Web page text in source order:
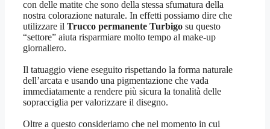
con delle matite che sono della stessa sfumatura della
nostra colorazione naturale. In effetti possiamo dire che
utilizzare il Trucco permanente Turbigo su questo
“settore” aiuta risparmiare molto tempo al make-up
giornaliero.
Il tatuaggio viene eseguito rispettando la forma naturale
dell’arcata e usando una pigmentazione che vada
immediatamente a rendere più sicura la tonalità delle
sopracciglia per valorizzare il disegno.
Oltre a questo consideriamo che nel momento in cui